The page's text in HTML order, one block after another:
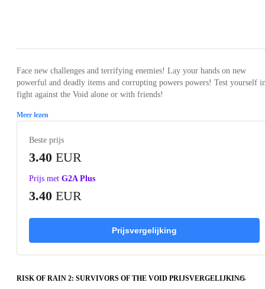
Face new challenges and terrifying enemies! Lay your hands on new
powerful and deadly items and corrupting powers powers! Test yourself
fight against the Void alone or with friends!
Meer lezen
Beste prijs
3.40 EUR
Prijs met G2A Plus
3.40 EUR
Prijsvergelijking
RISK OF RAIN 2: SURVIVORS OF THE VOID PRIJSVERGELIJKING